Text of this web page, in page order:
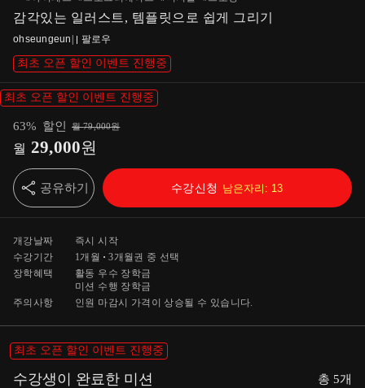
감각있는 일러스트, 템플릿으로 쉽게 그리기
ohseungeun 팔로우
최초 오픈 할인 이벤트 진행중
최초 오픈 할인 이벤트 진행중
63% 할인 월79,000원
월 29,000원
공유하기 수강신청 남은자리: 13
개강날짜
즉시 시작
수강기간
1개월 3개월 권 중 선택
장학혜택
활동 우수 장학금
미션 수행 장학금
주의사항
인원 마감시 가격이 상승될 수 있습니다.
최초 오픈 할인 이벤트 진행중
수강생이 완료한 미션 총 5개